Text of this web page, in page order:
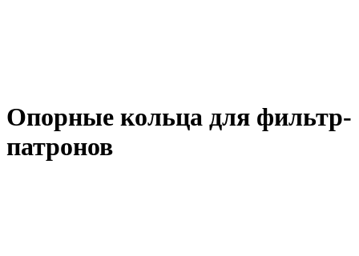
Опорные кольца для фильтр-
патронов